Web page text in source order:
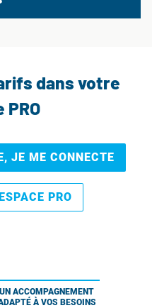
dans votre
PRO
JE ME CONNECTE
PRO
UN ACCOMPAGNEMENT
À VOS BESOINS